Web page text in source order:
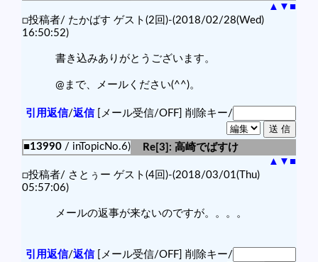
▲ ▼ ■
□投稿者/ たかばす ゲスト(2回)-(2018/02/28(Wed)
16:50:52)
書き込みありがとうございます。
@まで、メールください(^^)。
引用返信/返信[メール受信/OFF] 削除キー/
■13990 / inTopicNo.6)
Re[3]: 高崎でばすけ
▲ ▼ ■
□投稿者/ さとぅー ゲスト(4回)-(2018/03/01(Thu)
05:57:06)
メールの返事が来ないのですが。。。。
引用返信/返信[メール受信/OFF] 削除キー/